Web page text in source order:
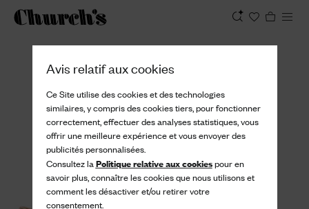
Avis relatif aux cookies
Ce Site utilise des cookies et des technologies
similaires, y compris des cookies tiers, pour fonctionner
correctement, effectuer des analyses statistiques, vous
offrir une meilleure expérience et vous envoyer des
publicités personnalisées.
Consultez la Politique relative aux cookiespour en
savoir plus, connaître les cookies que nous utilisons et
comment les désactiver et/ou retirer votre
consentement.
Afficher